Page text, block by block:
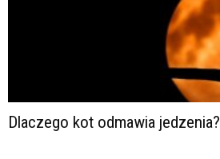
Dlaczego kot odmawia jedzenia?